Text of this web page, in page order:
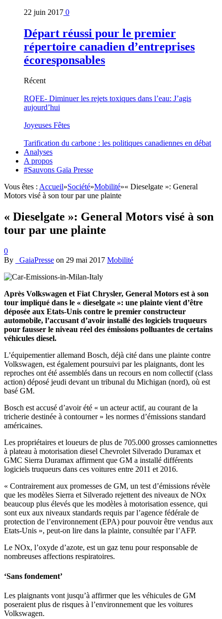
22 juin 2017 0
Départ réussi pour le premier
répertoire canadien d’entreprises
écoresponsables
Récent
RQFE- Diminuer les rejets toxiques dans l’eau: J’agis
aujourd’hui
Joyeuses Fêtes
Tarification du carbone : les politiques canadiennes en débat
Analyses
A propos
#Sauvons Gaïa Presse
Vous êtes : Accueil»Société»Mobilité»« Dieselgate »: General
Motors visé à son tour par une plainte
« Dieselgate »: General Motors visé à son
tour par une plainte
0
By
_GaiaPresse on 29 mai 2017 Mobilité
Après Volkswagen et Fiat Chrysler, General Motors est à son
tour impliqué dans le « dieselgate »: une plainte vient d’être
déposée aux Etats-Unis contre le premier constructeur
automobile, l’accusant d’avoir installé des logiciels truqueurs
pour fausser le niveau réel des émissions polluantes de certains
véhicules diesel.
L’équipementier allemand Bosch, déjà cité dans une plainte contre
Volkswagen, est également poursuivi par les plaignants, dont les
reproches ont été assemblés dans un recours en nom collectif (class
action) déposé jeudi devant un tribunal du Michigan (nord), où est
basé GM.
Bosch est accusé d’avoir été « un acteur actif, au courant de la
tricherie destinée à contourner » les normes d’émissions standard
américaines.
Les propriétaires et loueurs de plus de 705.000 grosses camionnettes
à plateau à motorisation diesel Chevrolet Silverado Duramax et
GMC Sierra Duramax affirment que GM a installé différents
logiciels truqueurs dans ces voitures entre 2011 et 2016.
« Contrairement aux promesses de GM, un test d’émissions révèle
que les modèles Sierra et Silverado rejettent des niveaux de NOx
beaucoup plus élevés que les modèles à motorisation essence, qui
sont eux aux niveaux standards requis par l’agence fédérale de
protection de l’environnement (EPA) pour pouvoir être vendus aux
Etats-Unis », peut-on lire dans la plainte, consultée par l’AFP.
Le NOx, l’oxyde d’azote, est un gaz tenu pour responsable de
nombreuses affections respiratoires.
‘Sans fondement’
Les plaignants vont jusqu’à affirmer que les véhicules de GM
poseraient plus de risques à l’environnement que les voitures
Volkswagen.